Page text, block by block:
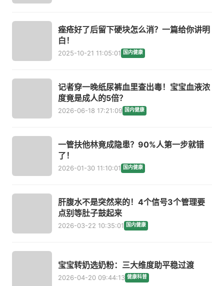
痤疮好了后留下硬块怎么消？一篇给你讲明
白！
2025-10-21 11:05:01 国内健康
记者穿一晚纸尿裤血里查出毒！宝宝血液浓
度竟是成人的5倍？
2026-06-18 17:21:09 国内健康
一管扶他林竟成隐患？90%人第一步就错
了！
2026-01-30 11:10:01 国内健康
肝腹水不是突然来的！4个信号3个管理要
点别等肚子鼓起来
2026-03-22 10:35:01 国内健康
宝宝转奶选奶粉：三大维度助平稳过渡
2026-04-20 09:44:13 健康科普